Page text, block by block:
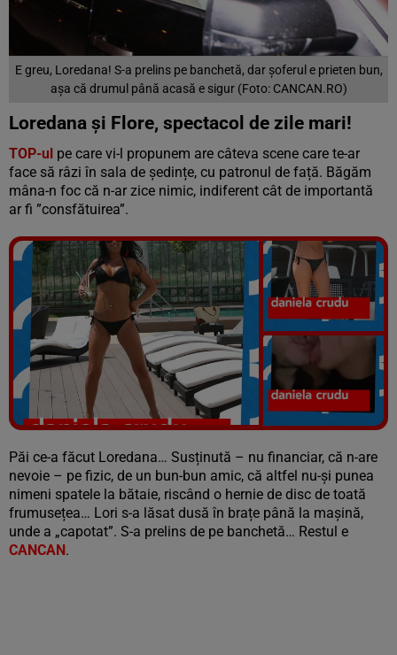
E greu, Loredana! S-a prelins pe banchetă, dar șoferul e prieten bun,
așa că drumul până acasă e sigur (Foto: CANCAN.RO)
Loredana și Flore, spectacol de zile mari!
TOP-ul pe care vi-l propunem are câteva scene care te-ar
face să râzi în sala de ședințe, cu patronul de față. Băgăm
mâna-n foc că n-ar zice nimic, indiferent cât de importantă
ar fi ”consfătuirea”.
Vezi galeria foto
80 poze
Păi ce-a făcut Loredana… Susținută – nu financiar, că n-are
nevoie – pe fizic, de un bun-bun amic, că altfel nu-și punea
nimeni spatele la bătaie, riscând o hernie de disc de toată
frumusețea… Lori s-a lăsat dusă în brațe până la mașină,
unde a „capotat”. S-a prelins de pe banchetă… Restul e
CANCAN .